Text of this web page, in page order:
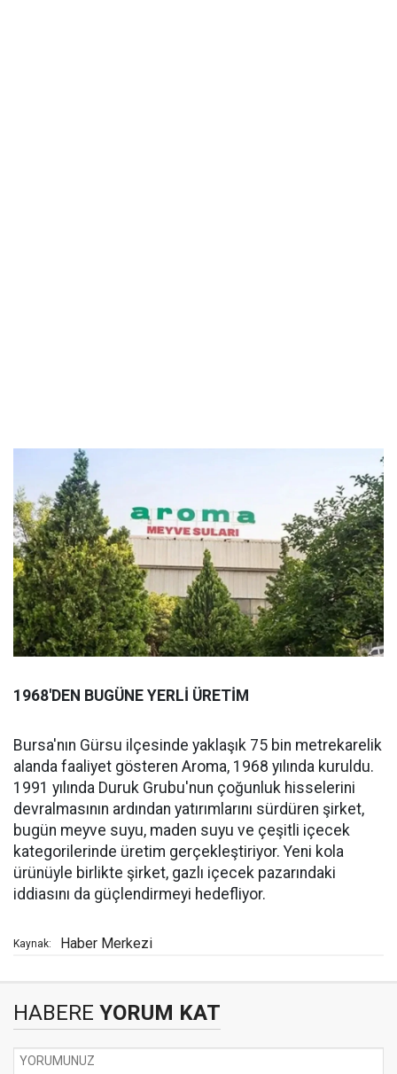
1968'DEN BUGÜNE YERLİ ÜRETİM
Bursa'nın Gürsu ilçesinde yaklaşık 75 bin metrekarelik
alanda faaliyet gösteren Aroma, 1968 yılında kuruldu.
1991 yılında Duruk Grubu'nun çoğunluk hisselerini
devralmasının ardından yatırımlarını sürdüren şirket,
bugün meyve suyu, maden suyu ve çeşitli içecek
kategorilerinde üretim gerçekleştiriyor. Yeni kola
ürünüyle birlikte şirket, gazlı içecek pazarındaki
iddiasını da güçlendirmeyi hedefliyor.
Kaynak: Haber Merkezi
HABERE YORUM KAT